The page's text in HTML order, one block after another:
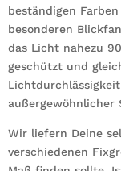
beständigen
besonderen
das Licht nahezu
geschützt und
außergewöhnlicher
Wir liefern Deine
verschiedenen